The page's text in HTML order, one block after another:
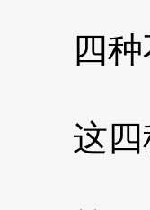
四种
这四